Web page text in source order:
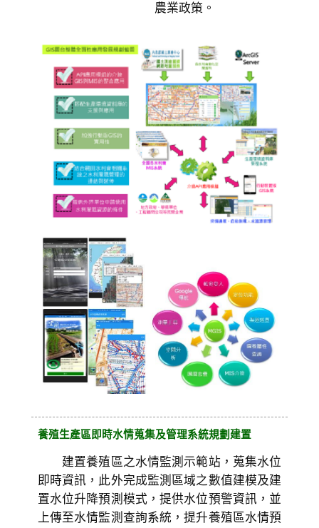
農業政策。
養殖生產區即時水情蒐集及管理系統規劃建置
建置養殖區之水情監測示範站，蒐集水位
即時資訊，此外完成監測區域之數值建模及建
置水位升降預測模式，提供水位預警資訊，並
上傳至水情監測查詢系統，提升養殖區水情預